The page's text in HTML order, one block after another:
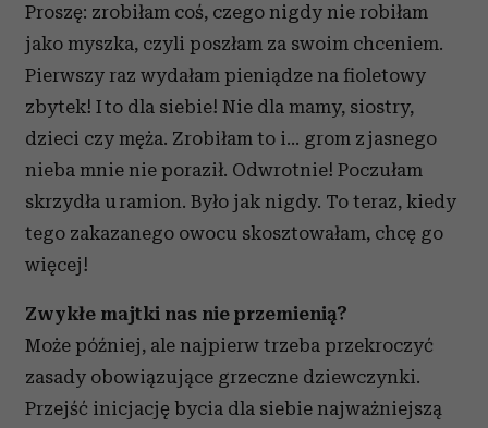
Proszę: zrobiłam coś, czego nigdy nie robiłam
jako myszka, czyli poszłam za swoim chceniem.
Pierwszy raz wydałam pieniądze na fioletowy
zbytek! I to dla siebie! Nie dla mamy, siostry,
dzieci czy męża. Zrobiłam to i… grom z jasnego
nieba mnie nie poraził. Odwrotnie! Poczułam
skrzydła u ramion. Było jak nigdy. To teraz, kiedy
tego zakazanego owocu skosztowałam, chcę go
więcej!
Zwykłe majtki nas nie przemienią?
Może później, ale najpierw trzeba przekroczyć
zasady obowiązujące grzeczne dziewczynki.
Przejść inicjację bycia dla siebie najważniejszą